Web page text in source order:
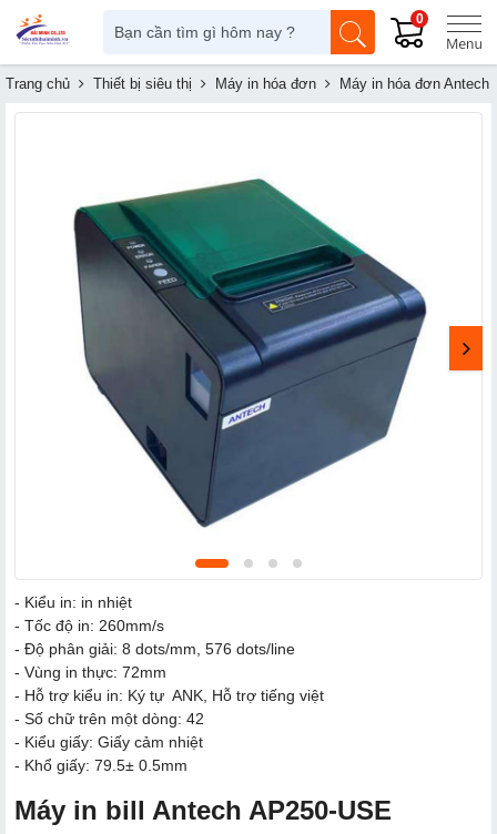
0
Trang chủ Thiết bị siêu thị Máy in hóa đơn Máy in hóa đơn Antech
- Kiểu in: in nhiệt
- Tốc độ in: 260mm/s
- Độ phân giải: 8 dots/mm, 576 dots/line
- Vùng in thực: 72mm
- Hỗ trợ kiểu in: Ký tự ANK, Hỗ trợ tiếng việt
- Số chữ trên một dòng: 42
- Kiểu giấy: Giấy cảm nhiệt
- Khổ giấy: 79.5± 0.5mm
Máy in bill Antech AP250-USE